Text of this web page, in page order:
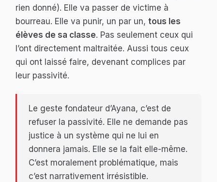
rien donné). Elle va passer de victime à
bourreau. Elle va punir, un par un, tous les
élèves de sa classe. Pas seulement ceux qui
l’ont directement maltraitée. Aussi tous ceux
qui ont laissé faire, devenant complices par
leur passivité.
Le geste fondateur d’Ayana, c’est de
refuser la passivité. Elle ne demande pas
justice à un système qui ne lui en
donnera jamais. Elle se la fait elle-même.
C’est moralement problématique, mais
c’est narrativement irrésistible.